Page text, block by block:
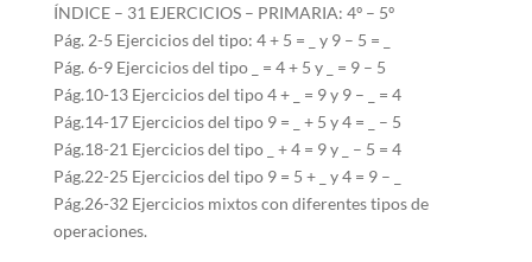
ÍNDICE – 31 EJERCICIOS – PRIMARIA: 4º – 5º
Pág. 2-5 Ejercicios del tipo: 4 + 5 = _ y 9 – 5 = _
Pág. 6-9 Ejercicios del tipo _ = 4 + 5 y _ = 9 – 5
Pág.10-13 Ejercicios del tipo 4 + _ = 9 y 9 – _ = 4
Pág.14-17 Ejercicios del tipo 9 = _ + 5 y 4 = _ – 5
Pág.18-21 Ejercicios del tipo _ + 4 = 9 y _ – 5 = 4
Pág.22-25 Ejercicios del tipo 9 = 5 + _ y 4 = 9 – _
Pág.26-32 Ejercicios mixtos con diferentes tipos de
operaciones.